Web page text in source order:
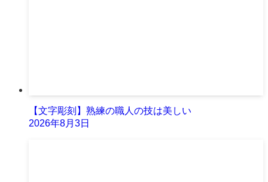
【文字彫刻】熟練の職人の技は美しい
2026年8月3日